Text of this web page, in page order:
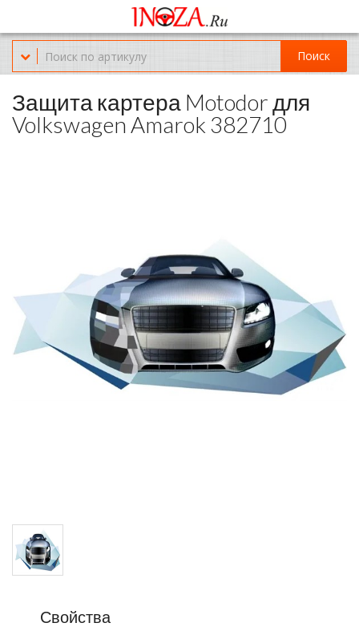
Офис обслуживания г.Краснодар (KRD) Куликова Поля 2 (магазин
Нож-мясо)
8-(967)-300-69-11
Поиск
Защита картера Motodor для
Volkswagen Amarok 382710
Свойства